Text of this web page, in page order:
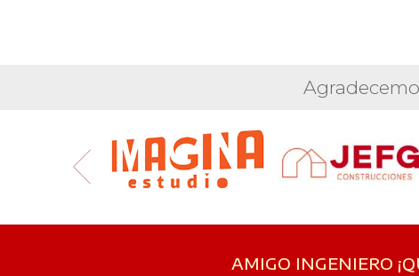
AMIGO INGENIERO